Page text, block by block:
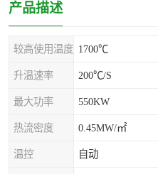
产品描述
较高使用温度 1700℃
升温速率 200℃/S
最大功率 550KW
热流密度 0.45MW/㎡
温控 自动